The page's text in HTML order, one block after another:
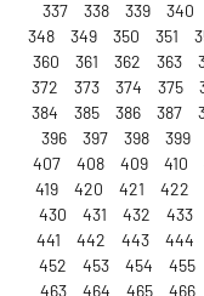
337
338 339 340
348
349 350 351
360
361 362 363
372
373 374 375
384
385 386 387
396
397 398 399
407
408 409 410
419
420 421 422
430
431 432 433
441
442 443 444
452
453 454 455
463
464 465 466